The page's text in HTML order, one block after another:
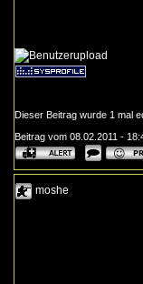
Dieser Beitrag wurde 1 mal
Beitrag vom 08.02.2011 -
moshe